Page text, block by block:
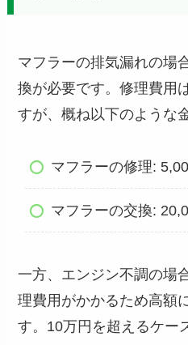
マフラーの排気漏れの場
換が必要です。修理費用
すが、概ね以下のような
マフラーの修理:
マフラーの交換:
一方、エンジン不調の場
理費用がかかるため高額
す。10万円を超えるケー